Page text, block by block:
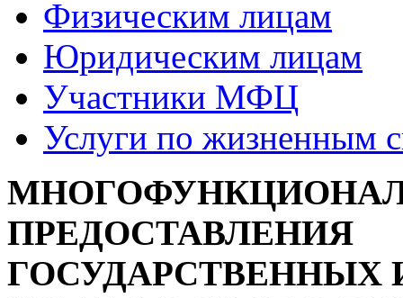
Физическим лицам
Юридическим лицам
Участники МФЦ
Услуги по жизненным
ПРЕДОСТАВЛЕНИЯ